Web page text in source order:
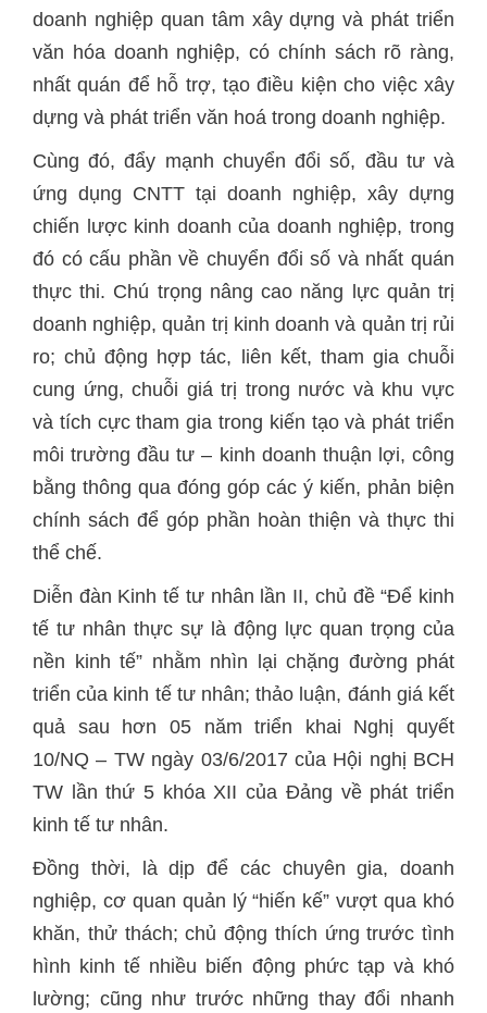
doanh nghiệp quan tâm xây dựng và phát triển
văn hóa doanh nghiệp, có chính sách rõ ràng,
nhất quán để hỗ trợ, tạo điều kiện cho việc xây
dựng và phát triển văn hoá trong doanh nghiệp.
Cùng đó, đẩy mạnh chuyển đổi số, đầu tư và
ứng dụng CNTT tại doanh nghiệp, xây dựng
chiến lược kinh doanh của doanh nghiệp, trong
đó có cấu phần về chuyển đổi số và nhất quán
thực thi. Chú trọng nâng cao năng lực quản trị
doanh nghiệp, quản trị kinh doanh và quản trị rủi
ro; chủ động hợp tác, liên kết, tham gia chuỗi
cung ứng, chuỗi giá trị trong nước và khu vực
và tích cực tham gia trong kiến tạo và phát triển
môi trường đầu tư – kinh doanh thuận lợi, công
bằng thông qua đóng góp các ý kiến, phản biện
chính sách để góp phần hoàn thiện và thực thi
thể chế.
Diễn đàn Kinh tế tư nhân lần II, chủ đề “Để kinh
tế tư nhân thực sự là động lực quan trọng của
nền kinh tế” nhằm nhìn lại chặng đường phát
triển của kinh tế tư nhân; thảo luận, đánh giá kết
quả sau hơn 05 năm triển khai Nghị quyết
10/NQ – TW ngày 03/6/2017 của Hội nghị BCH
TW lần thứ 5 khóa XII của Đảng về phát triển
kinh tế tư nhân.
Đồng thời, là dịp để các chuyên gia, doanh
nghiệp, cơ quan quản lý “hiến kế” vượt qua khó
khăn, thử thách; chủ động thích ứng trước tình
hình kinh tế nhiều biến động phức tạp và khó
lường; cũng như trước những thay đổi nhanh